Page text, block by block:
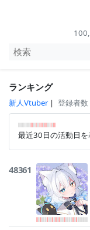
ランキング
新人Vtuber| 登録者数
最近30日の活動日
48361